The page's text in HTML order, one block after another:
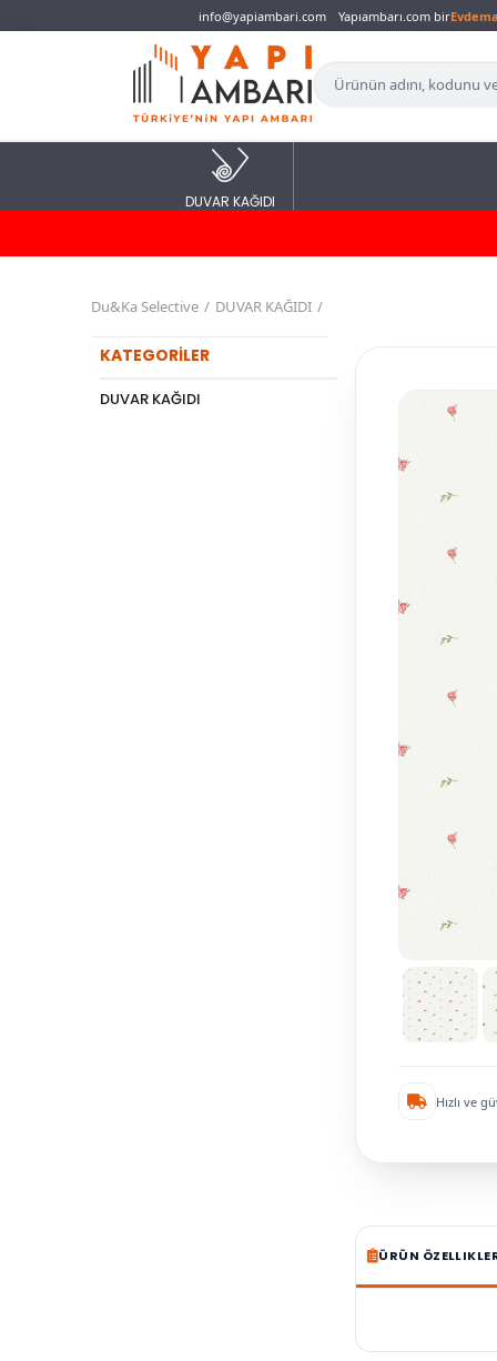
info@yapiambari.com Yapıambarı.com bir
DUVAR KAĞIDI
Du&Ka Selective DUVAR KAĞIDI
KATEGORİLER
DUVAR KAĞIDI
Hızlı ve
ÜRÜN